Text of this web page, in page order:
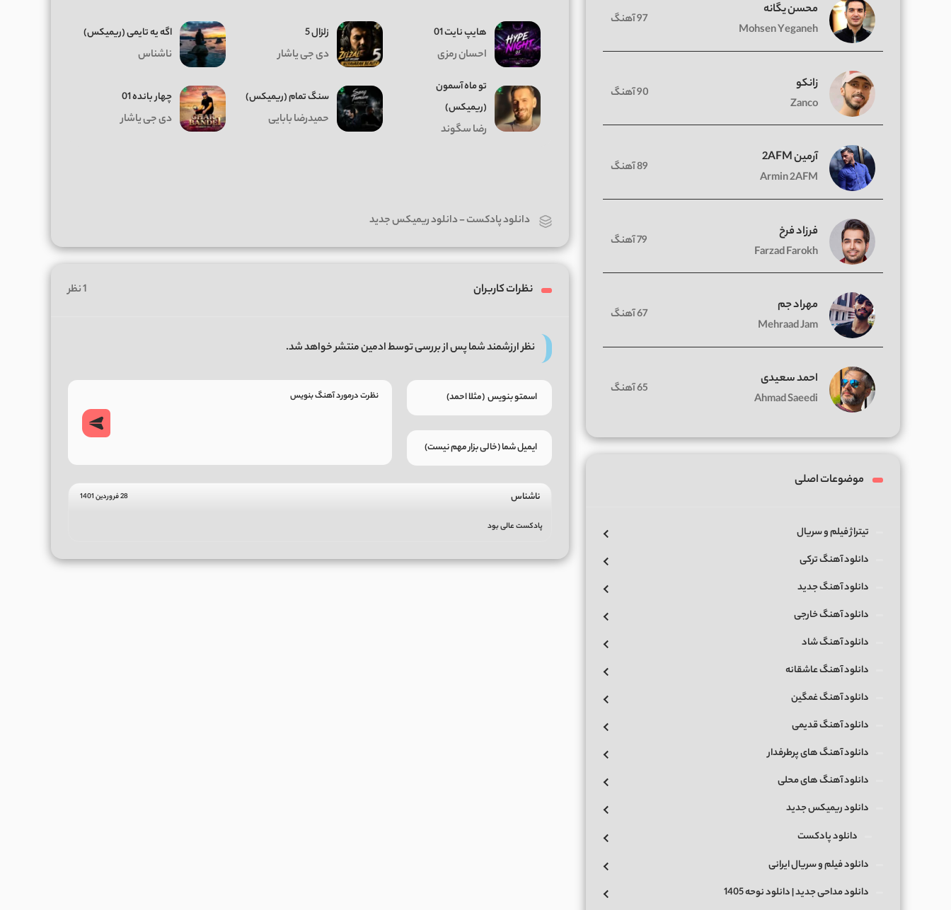
هایپ نایت 01
احسان رمزی
زلزال 5
دی جی یاشار
اگه یه تایمی (ریمیکس)
ناشناس
تو ماه آسمون
(ریمیکس)
رضا سگوند
سنگ تمام (ریمیکس)
حمیدرضا بابایی
چهار بانده 01
دی جی یاشار
دانلود پادکست-دانلود ریمیکس جدید
نظرات کاربران 1 نظر
نظر ارزشمند شما پس از بررسی توسط ادمین منتشر خواهد شد.
ناشناس 28 فروردین 1401
پادکست عالی بود
محسن یگانه
Mohsen Yeganeh
97 آهنگ
زانکو
Zanco
90 آهنگ
آرمین 2AFM
Armin 2AFM
89 آهنگ
فرزاد فرخ
Farzad Farokh
79 آهنگ
مهراد جم
Mehraad Jam
67 آهنگ
احمد سعیدی
Ahmad Saeedi
65 آهنگ
موضوعات اصلی
تیتراژ فیلم و سریال
دانلود آهنگ ترکی
دانلود آهنگ جدید
دانلود آهنگ خارجی
دانلود آهنگ شاد
دانلود آهنگ عاشقانه
دانلود آهنگ غمگین
دانلود آهنگ قدیمی
دانلود آهنگ های پرطرفدار
دانلود آهنگ های محلی
دانلود ریمیکس جدید
دانلود پادکست
دانلود فیلم و سریال ایرانی
دانلود مداحی جدید | دانلود نوحه 1405